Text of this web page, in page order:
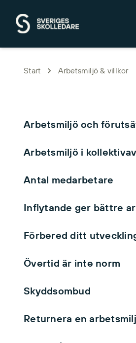
Start Arbetsmiljö & villkor
Arbetsmiljö och
Arbetsmiljö i
Antal medarbetare
Inflytande ger bättre
Förbered ditt
Övertid är inte norm
Skyddsombud
Returnera en